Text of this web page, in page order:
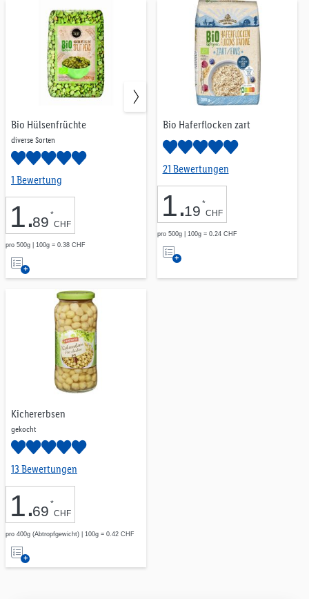
Merkliste
Merkliste
Bio Hülsenfrüchte
diverse Sorten
1 Bewertung
1.89 *
CHF
pro 500g | 100g = 0.38 CHF
Auf
die
Merkliste
Bio Haferflocken zart
21 Bewertungen
1.19 *
CHF
pro 500g | 100g = 0.24 CHF
Auf
Kichererbsen
gekocht
13 Bewertungen
1.69 *
CHF
pro 400g (Abtropfgewicht) | 100g = 0.42 CHF
Auf
die